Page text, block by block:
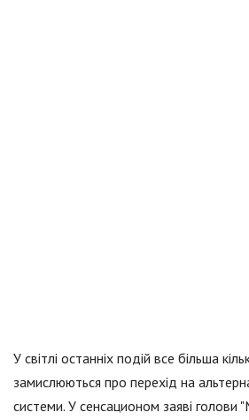
У світлі останніх подій все більша
замислюються про перехід на
системи. У сенсационом заяві голови